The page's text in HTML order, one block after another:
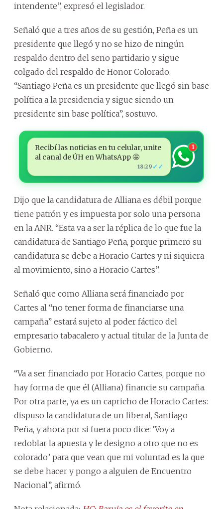
intendente”, expresó el legislador.
Señaló que a tres años de su gestión, Peña es un
presidente que llegó y no se hizo de ningún
respaldo dentro del seno partidario y sigue
colgado del respaldo de Honor Colorado.
“Santiago Peña es un presidente que llegó sin base
política a la presidencia y sigue siendo un
presidente sin base política”, sostuvo.
Recibí las noticias en tu celular, unite
al canal de ÚH en WhatsApp 🤩
18:29 ✓✓
1
Dijo que la candidatura de Alliana es débil porque
tiene patrón y es impuesta por solo una persona
en la ANR. “Esta va a ser la réplica de lo que fue la
candidatura de Santiago Peña, porque primero su
candidatura se debe a Horacio Cartes y ni siquiera
al movimiento, sino a Horacio Cartes”.
Señaló que como Alliana será financiado por
Cartes al “no tener forma de financiarse una
campaña” estará sujeto al poder fáctico del
empresario tabacalero y actual titular de la Junta de
Gobierno.
“Va a ser financiado por Horacio Cartes, porque no
hay forma de que él (Alliana) financie su campaña.
Por otra parte, ya es un capricho de Horacio Cartes:
dispuso la candidatura de un liberal, Santiago
Peña, y ahora por si fuera poco dice: ‘Voy a
redoblar la apuesta y le designo a otro que no es
colorado’ para que vean que mi voluntad es la que
se debe hacer y pongo a alguien de Encuentro
Nacional”, afirmó.